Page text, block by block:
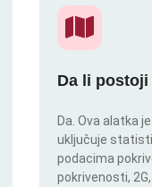
Da li postoji
Da. Ova alatka
uključuje
podacima
pokrivenosti,